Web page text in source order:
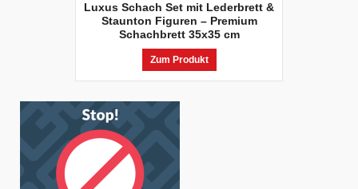
Luxus Schach Set mit Lederbrett &
Staunton Figuren – Premium
Schachbrett 35x35 cm
Zum Produkt